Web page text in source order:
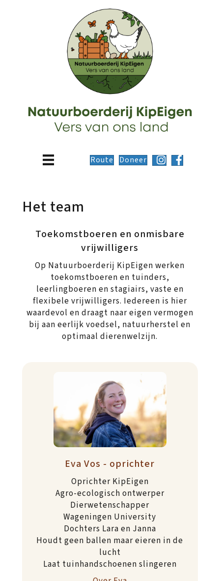
Route Doneer
Het team
Toekomstboeren en onmisbare
vrijwilligers
Op Natuurboerderij KipEigen werken
toekomstboeren en tuinders,
leerlingboeren en stagiairs, vaste en
flexibele vrijwilligers. Iedereen is hier
waardevol en draagt naar eigen vermogen
bij aan eerlijk voedsel, natuurherstel en
optimaal dierenwelzijn.
Eva Vos - oprichter
Oprichter KipEigen
Agro-ecologisch ontwerper
Dierwetenschapper
Wageningen University
Dochters Lara en Janna
Houdt geen ballen maar eieren in de
lucht
Laat tuinhandschoenen slingeren